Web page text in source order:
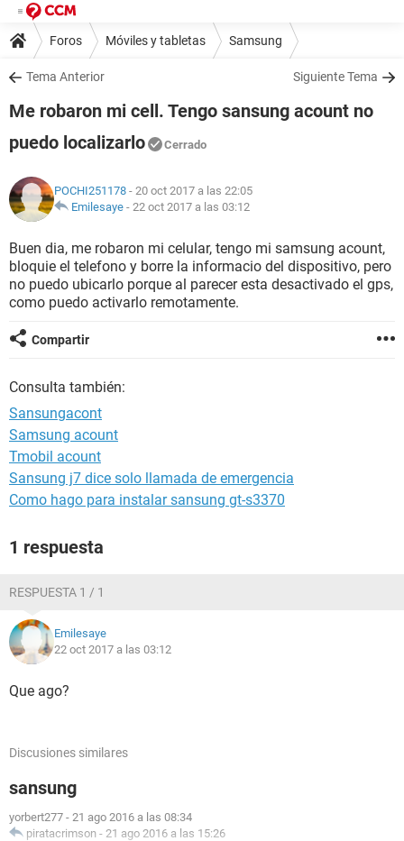
Foros Móviles y tabletas Samsung
Tema Anterior Siguiente Tema
Me robaron mi cell. Tengo sansung acount no
puedo localizarlo
Cerrado
POCHI251178 - 20 oct 2017 a las 22:05
Emilesaye - 22 oct 2017 a las 03:12
Buen dia, me robaron mi celular, tengo mi samsung acount,
bloquie el telefono y borre la informacio del dispositivo, pero
no puedo ubicarlo porque al parecer esta desactivado el gps,
como puedo activarlo remotamente.
Compartir
Consulta también:
Sansungacont
Samsung acount
Tmobil acount
Sansung j7 dice solo llamada de emergencia
Como hago para instalar sansung gt-s3370
1 respuesta
RESPUESTA 1 / 1
Emilesaye
22 oct 2017 a las 03:12
Que ago?
Discusiones similares
sansung
yorbert277 - 21 ago 2016 a las 08:34
piratacrimson - 21 ago 2016 a las 15:26